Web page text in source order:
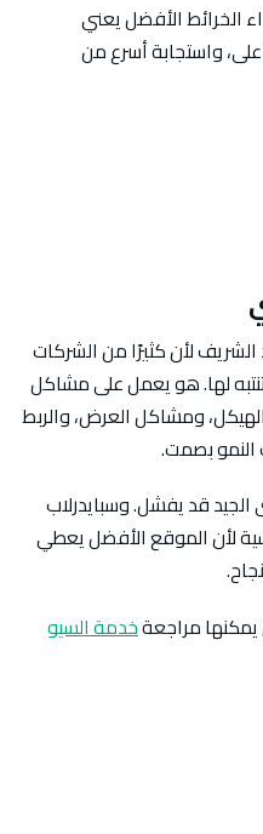
الخرائط الأفضل يعني
واستجابة أسرع من
لأن كثيرًا من الشركات
لها. هو يعمل على مشاكل
ومشاكل العرض، والربط
النمو بصمت.
قد يفشل. وسبايدرلاب
لأن الموقع الأفضل يعطي
مراجعةخدمة السيو